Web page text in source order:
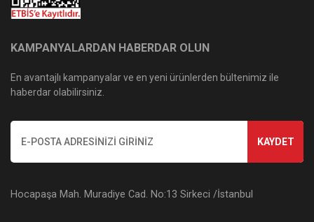
KAMPANYALARDAN HABERDAR OLUN
En avantajlı kampanyalar ve en yeni ürünlerden bültenimiz ile
haberdar olabilirsiniz.
KAYDET
Hocapaşa Mah. Muradiye Cad. No:13 Sirkeci /İstanbul